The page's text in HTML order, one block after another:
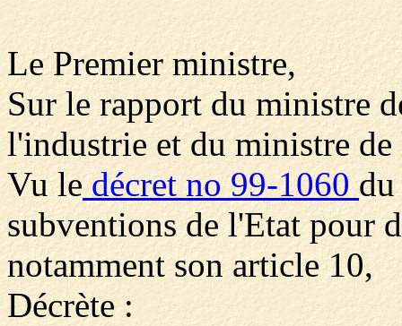
Le Premier ministre,
Sur le rapport du ministre
l'industrie et du ministre
Vu ledécret no 99-1060
subventions de l'Etat pour
notamment son article 10,
Décrète :